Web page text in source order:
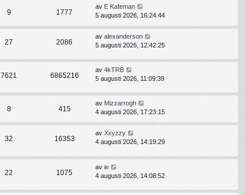
9 1777
av E Kafeman
5 augusti 2026, 16:24:44
27 2086
av alexanderson
5 augusti 2026, 12:42:25
7621 6865216
av 4kTRB
5 augusti 2026, 11:09:39
8 415
av Mizzarrogh
4 augusti 2026, 17:23:15
32 16353
av Xxyzzy
4 augusti 2026, 14:19:29
22 1075
av ie
4 augusti 2026, 14:08:52